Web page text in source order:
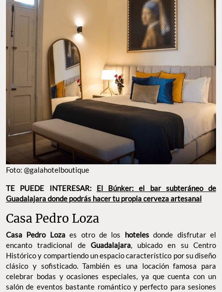
Foto: @galahotelboutique
TE PUEDE INTERESAR: El Búnker: el bar subteráneo de
Guadalajara donde podrás hacer tu propia cerveza artesanal
Casa Pedro Loza
Casa Pedro Lozaes otro de los hotelesdonde disfrutar el
encanto tradicional de Guadalajara, ubicado en su Centro
Histórico y compartiendo un espacio característico por su diseño
clásico y sofisticado. También es una locación famosa para
celebrar bodas y ocasiones especiales, ya que cuenta con un
salón de eventos bastante romántico y perfecto para sesiones